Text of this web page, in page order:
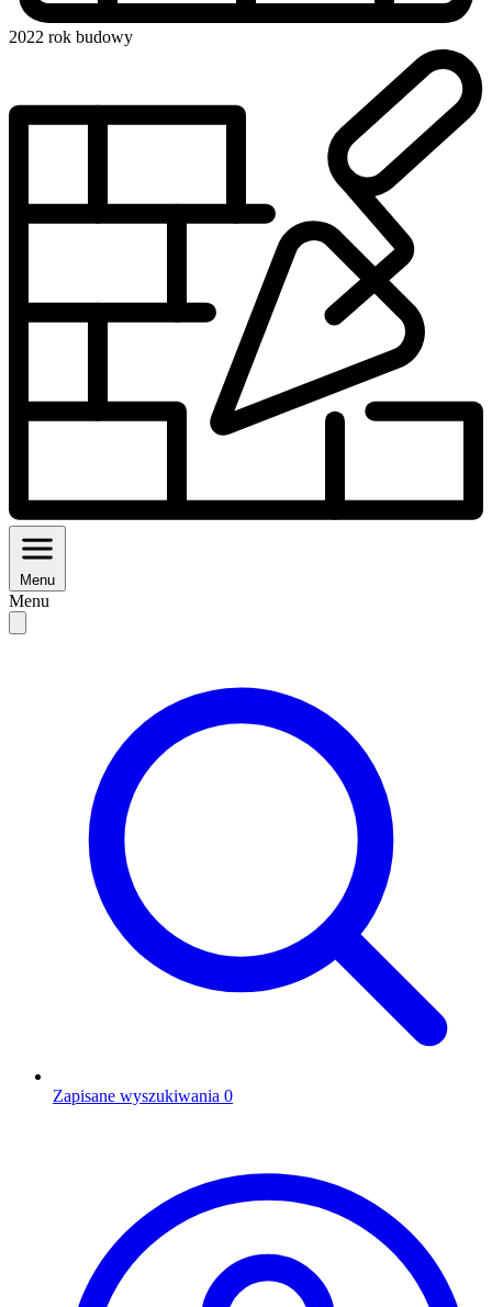
2022 rok budowy
Menu
Menu
Zapisane wyszukiwania 0